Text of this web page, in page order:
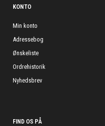
KONTO
Min konto
Adressebog
Ønskeliste
Ordrehistorik
Nyhedsbrev
FIND OS PÅ